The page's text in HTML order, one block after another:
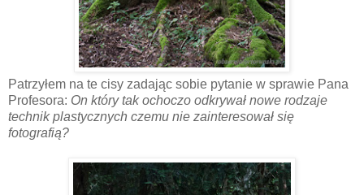
Patrzyłem na te cisy zadając sobie pytanie w sprawie Pana
Profesora: On który tak ochoczo odkrywał nowe rodzaje
technik plastycznych czemu nie zainteresował się
fotografią?